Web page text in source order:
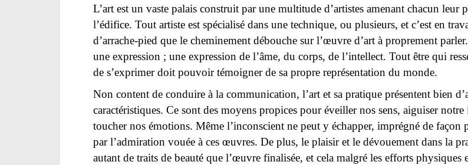
L’art est un vaste palais construit par une multitude d’artistes amenant chacun leur
l’édifice. Tout artiste est spécialisé dans une technique, ou plusieurs, et c’est en
d’arrache-pied que le cheminement débouche sur l’œuvre d’art à proprement
une expression ; une expression de l’âme, du corps, de l’intellect. Tout être qui
de s’exprimer doit pouvoir témoigner de sa propre représentation du monde.
Non content de conduire à la communication, l’art et sa pratique présentent bien
caractéristiques. Ce sont des moyens propices pour éveiller nos sens, aiguiser notre
toucher nos émotions. Même l’inconscient ne peut y échapper, imprégné de façon
par l’admiration vouée à ces œuvres. De plus, le plaisir et le dévouement dans la
autant de traits de beauté que l’œuvre finalisée, et cela malgré les efforts physiques